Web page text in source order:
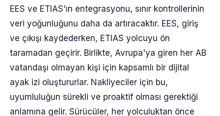
EES ve ETIAS'ın entegrasyonu, sınır kontrollerinin
veri yoğunluğunu daha da artıracaktır. EES, giriş
ve çıkışı kaydederken, ETIAS yolcuyu ön
taramadan geçirir. Birlikte, Avrupa'ya giren her AB
vatandaşı olmayan kişi için kapsamlı bir dijital
ayak izi oluştururlar. Nakliyeciler için bu,
uyumluluğun sürekli ve proaktif olması gerektiği
anlamına gelir. Sürücüler, her yolculuktan önce